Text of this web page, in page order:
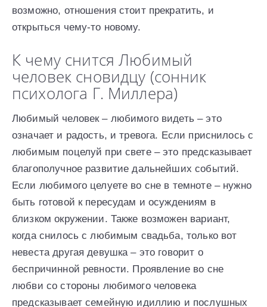
возможно, отношения стоит прекратить, и
открыться чему-то новому.
К чему снится Любимый
человек сновидцу (сонник
психолога Г. Миллера)
Любимый человек – любимого видеть – это
означает и радость, и тревога. Если приснилось с
любимым поцелуй при свете – это предсказывает
благополучное развитие дальнейших событий.
Если любимого целуете во сне в темноте – нужно
быть готовой к пересудам и осуждениям в
близком окружении. Также возможен вариант,
когда снилось с любимым свадьба, только вот
невеста другая девушка – это говорит о
беспричинной ревности. Проявление во сне
любви со стороны любимого человека
предсказывает семейную идиллию и послушных